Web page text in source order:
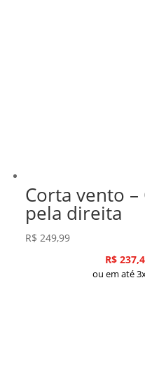
Corta vento
pela direita
R$ 249,99
R$
ou em até